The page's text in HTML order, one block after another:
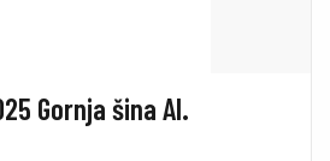
Gornja šina Al.